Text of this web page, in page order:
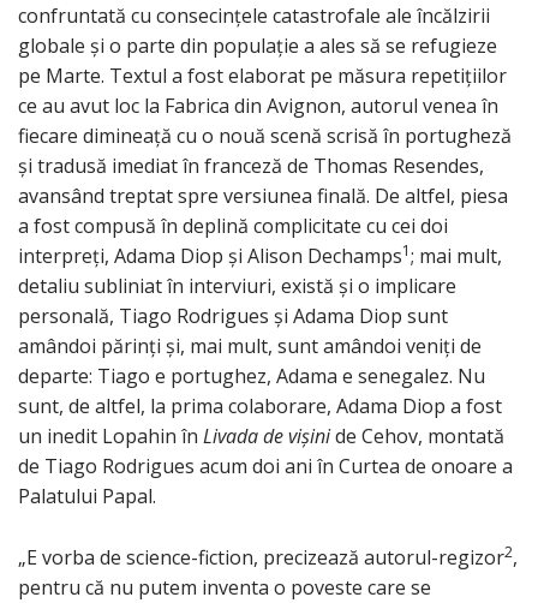
confruntată cu consecințele catastrofale ale încălzirii
globale și o parte din populație a ales să se refugieze
pe Marte. Textul a fost elaborat pe măsura repetițiilor
ce au avut loc la Fabrica din Avignon, autorul venea în
fiecare dimineață cu o nouă scenă scrisă în portugheză
și tradusă imediat în franceză de Thomas Resendes,
avansând treptat spre versiunea finală. De altfel, piesa
a fost compusă în deplină complicitate cu cei doi
interpreți, Adama Diop și Alison Dechamps1; mai mult,
detaliu subliniat în interviuri, există și o implicare
personală, Tiago Rodrigues și Adama Diop sunt
amândoi părinți și, mai mult, sunt amândoi veniți de
departe: Tiago e portughez, Adama e senegalez. Nu
sunt, de altfel, la prima colaborare, Adama Diop a fost
un inedit Lopahin în Livada de vișinide Cehov, montată
de Tiago Rodrigues acum doi ani în Curtea de onoare a
Palatului Papal.
„E vorba de science-fiction, precizează autorul-regizor2,
pentru că nu putem inventa o poveste care se